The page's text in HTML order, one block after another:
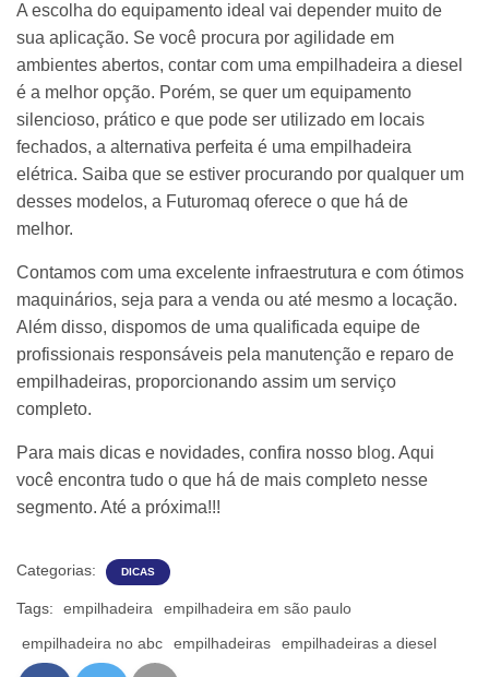
A escolha do equipamento ideal vai depender muito de
sua aplicação. Se você procura por agilidade em
ambientes abertos, contar com uma empilhadeira a diesel
é a melhor opção. Porém, se quer um equipamento
silencioso, prático e que pode ser utilizado em locais
fechados, a alternativa perfeita é uma empilhadeira
elétrica. Saiba que se estiver procurando por qualquer um
desses modelos, a Futuromaq oferece o que há de
melhor.
Contamos com uma excelente infraestrutura e com ótimos
maquinários, seja para a venda ou até mesmo a locação.
Além disso, dispomos de uma qualificada equipe de
profissionais responsáveis pela manutenção e reparo de
empilhadeiras, proporcionando assim um serviço
completo.
Para mais dicas e novidades, confira nosso blog. Aqui
você encontra tudo o que há de mais completo nesse
segmento. Até a próxima!!!
Categorias: DICAS
Tags: empilhadeira
empilhadeira em são paulo
empilhadeira no abc
empilhadeiras empilhadeiras a diesel